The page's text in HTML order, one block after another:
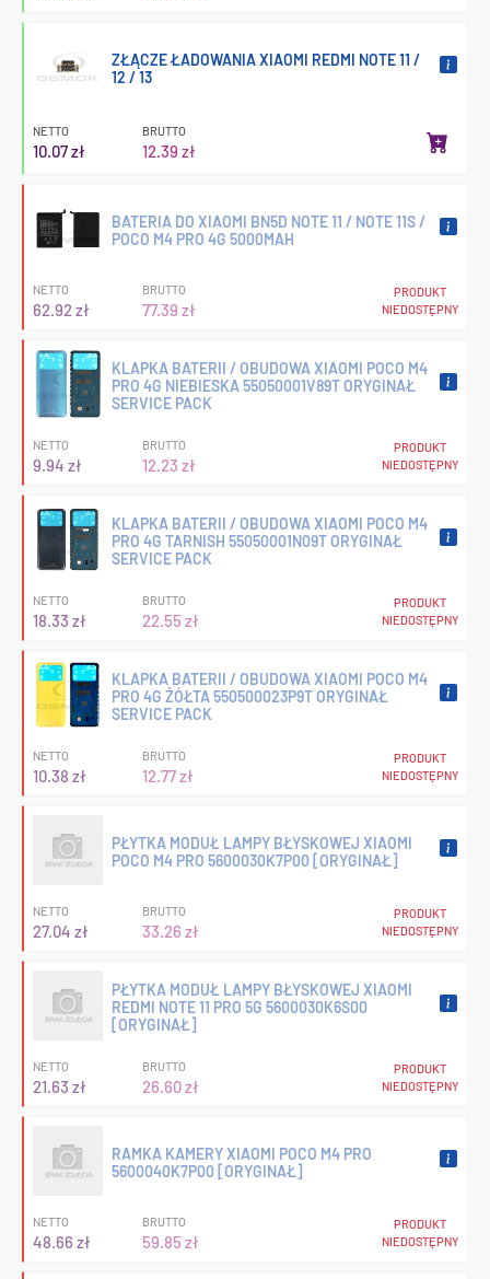
ZŁĄCZE ŁADOWANIA XIAOMI REDMI NOTE 11 /
12 / 13
NETTO
10.07 zł
BRUTTO
12.39 zł
BATERIA DO XIAOMI BN5D NOTE 11 / NOTE 11S /
POCO M4 PRO 4G 5000MAH
NETTO
62.92 zł
BRUTTO
77.39 zł
PRODUKT
NIEDOSTĘPNY
KLAPKA BATERII / OBUDOWA XIAOMI POCO M4
PRO 4G NIEBIESKA 55050001V89T ORYGINAŁ
SERVICE PACK
NETTO
9.94 zł
BRUTTO
12.23 zł
PRODUKT
NIEDOSTĘPNY
KLAPKA BATERII / OBUDOWA XIAOMI POCO M4
PRO 4G TARNISH 55050001N09T ORYGINAŁ
SERVICE PACK
NETTO
18.33 zł
BRUTTO
22.55 zł
PRODUKT
NIEDOSTĘPNY
KLAPKA BATERII / OBUDOWA XIAOMI POCO M4
PRO 4G ŻÓŁTA 550500023P9T ORYGINAŁ
SERVICE PACK
NETTO
10.38 zł
BRUTTO
12.77 zł
PRODUKT
NIEDOSTĘPNY
PŁYTKA MODUŁ LAMPY BŁYSKOWEJ XIAOMI
POCO M4 PRO 5600030K7P00 [ORYGINAŁ]
NETTO
27.04 zł
BRUTTO
33.26 zł
PRODUKT
NIEDOSTĘPNY
PŁYTKA MODUŁ LAMPY BŁYSKOWEJ XIAOMI
REDMI NOTE 11 PRO 5G 5600030K6S00
[ORYGINAŁ]
NETTO
21.63 zł
BRUTTO
26.60 zł
PRODUKT
NIEDOSTĘPNY
RAMKA KAMERY XIAOMI POCO M4 PRO
5600040K7P00 [ORYGINAŁ]
NETTO
48.66 zł
BRUTTO
59.85 zł
PRODUKT
NIEDOSTĘPNY